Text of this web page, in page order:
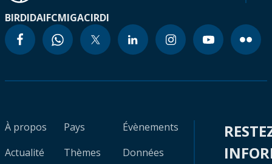
BIRDIDAIFCMIGACIRDI
À propos
Actualité
Pays
Thèmes
Évènements
Données